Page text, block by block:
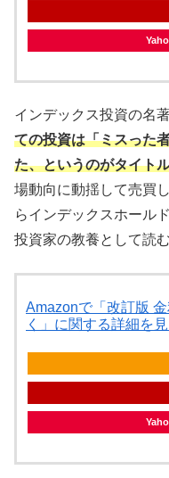
インデックス投資の名
ての投資は「ミスった
た、というのがタイト
場動向に動揺して売買
らインデックスホール
投資家の教養として読
Amazonで「改訂版
く」に関する詳細を